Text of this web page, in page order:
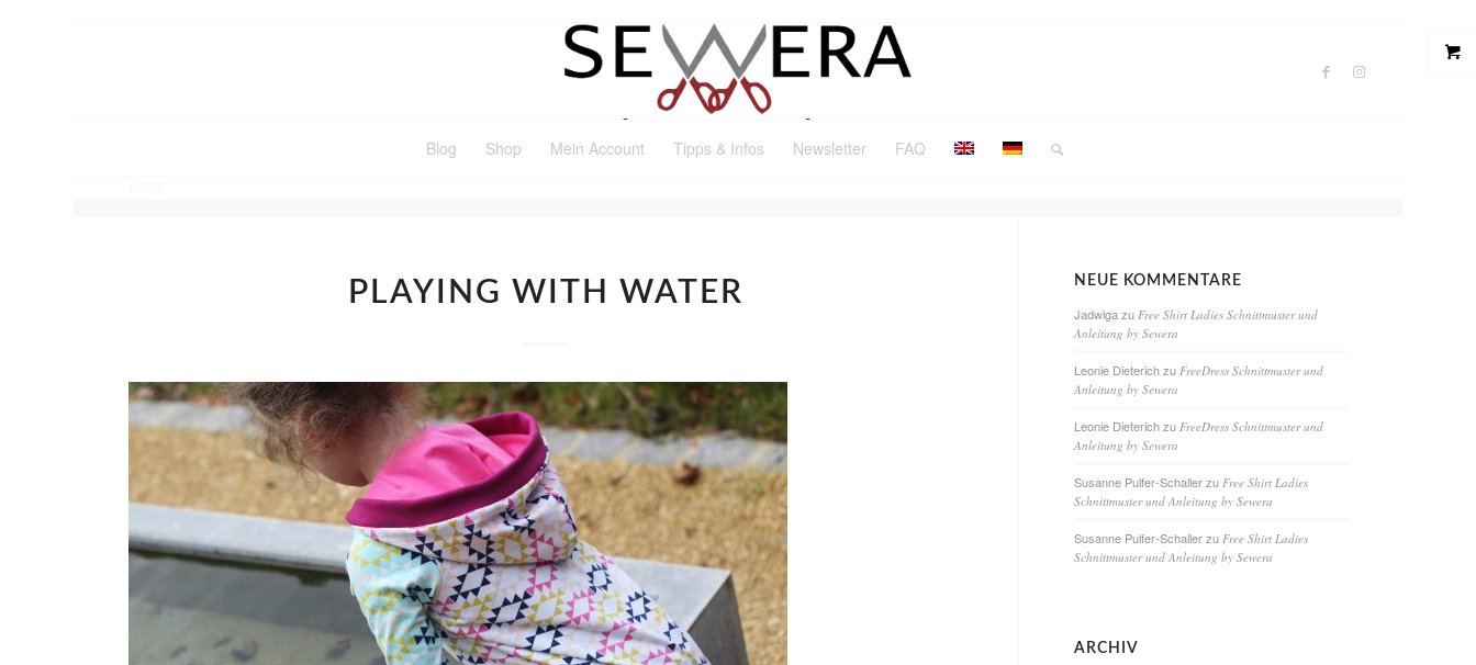
Blog Shop Mein Account Tipps & Infos Newsletter FAQ
PLAYING WITH WATER NEUE KOMMENTARE
Jadwigazu Free Shirt Ladies Schnittmuster und
Anleitung by Sewera
Leonie Dieterichzu FreeDress Schnittmuster und
Anleitung by Sewera
Leonie Dieterichzu FreeDress Schnittmuster und
Anleitung by Sewera
Susanne Pulfer-Schallerzu Free Shirt Ladies
Schnittmuster und Anleitung by Sewera
Susanne Pulfer-Schallerzu Free Shirt Ladies
Schnittmuster und Anleitung by Sewera
ARCHIV